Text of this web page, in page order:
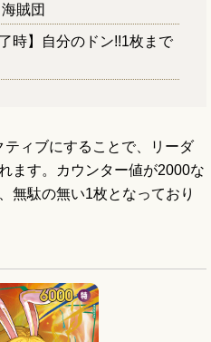
賊団
時】自分のドン!!1枚まで
ィブにすることで、リーダ
ます。カウンター値が2000な
無駄の無い1枚となっており